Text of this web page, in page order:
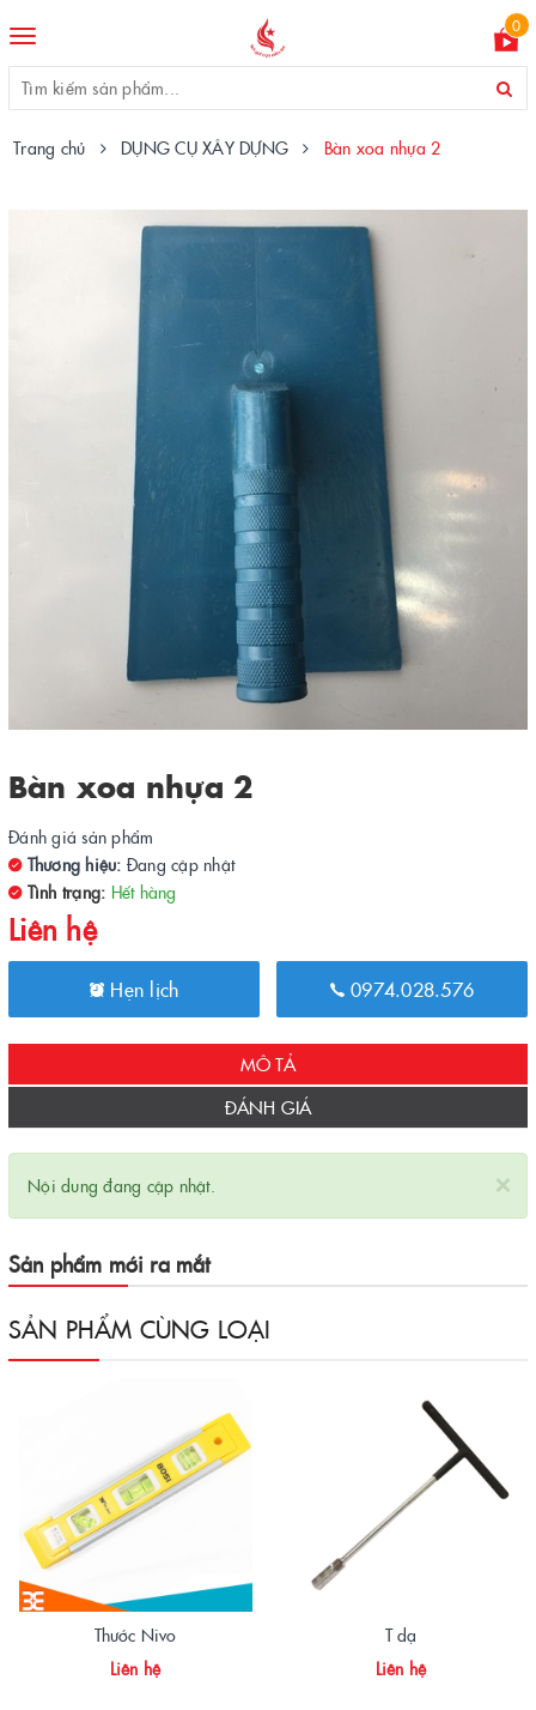
Toggle
navigation
0
Trang chủ DỤNG CỤ XÂY DỰNG Bàn xoa nhựa 2
Bàn xoa nhựa 2
Đánh giá sản phẩm
Thương hiệu: Đang cập nhật
Tình trạng: Hết hàng
Liên hệ
Hẹn lịch 0974.028.576
MÔ TẢ
ĐÁNH GIÁ
×
Nội dung đang cập nhật.
Sản phẩm mới ra mắt
SẢN PHẨM CÙNG LOẠI
Thước Nivo
Liên hệ
T dạ
Liên hệ